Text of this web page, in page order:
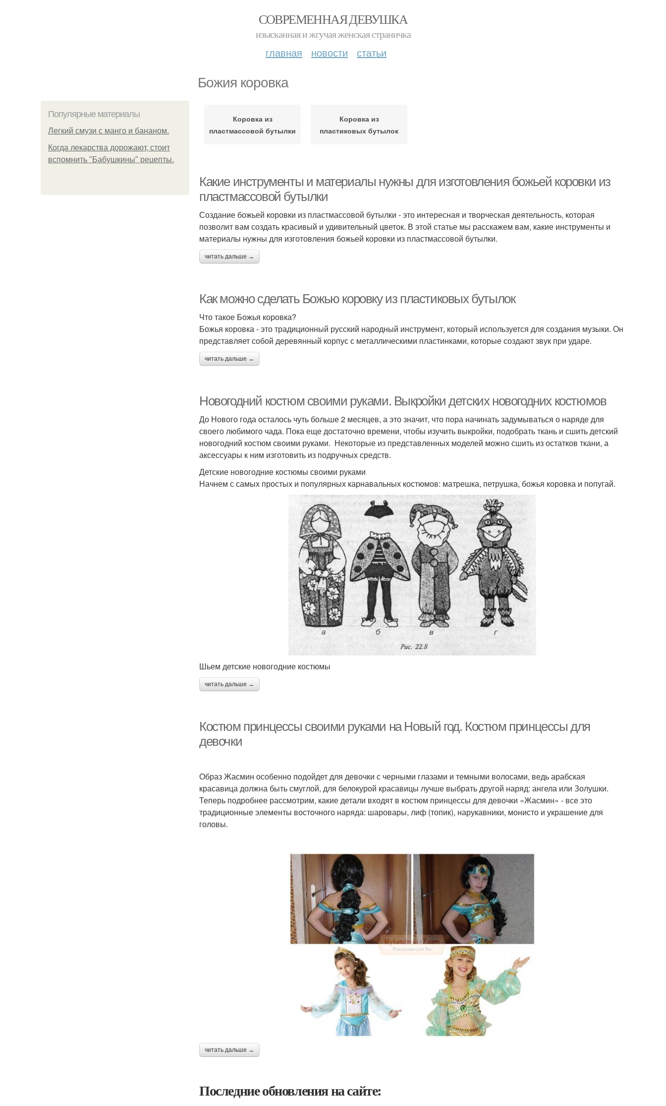
СОВРЕМЕННАЯ ДЕВУШКА
изысканная и жгучая женская страничка
главная новости статьи
Божия коровка
Популярные материалы
Легкий смузи с манго и бананом.
Когда лекарства дорожают, стоит
вспомнить "Бабушкины" рецепты.
Коровка из
пластмассовой бутылки
Коровка из
пластиковых бутылок
Какие инструменты и материалы нужны для изготовления божьей коровки из
пластмассовой бутылки
Создание божьей коровки из пластмассовой бутылки - это интересная и творческая деятельность, которая
позволит вам создать красивый и удивительный цветок. В этой статье мы расскажем вам, какие инструменты и
материалы нужны для изготовления божьей коровки из пластмассовой бутылки.
читать дальше →
Как можно сделать Божью коровку из пластиковых бутылок
Что такое Божья коровка?
Божья коровка - это традиционный русский народный инструмент, который используется для создания музыки. Он
представляет собой деревянный корпус с металлическими пластинками, которые создают звук при ударе.
читать дальше →
Новогодний костюм своими руками. Выкройки детских новогодних костюмов
До Нового года осталось чуть больше 2 месяцев, а это значит, что пора начинать задумываться о наряде для
своего любимого чада. Пока еще достаточно времени, чтобы изучить выкройки, подобрать ткань и сшить детский
новогодний костюм своими руками. Некоторые из представленных моделей можно сшить из остатков ткани, а
аксессуары к ним изготовить из подручных средств.
Детские новогодние костюмы своими руками
Начнем с самых простых и популярных карнавальных костюмов: матрешка, петрушка, божья коровка и попугай.
Шьем детские новогодние костюмы
читать дальше →
Костюм принцессы своими руками на Новый год. Костюм принцессы для
девочки
Образ Жасмин особенно подойдет для девочки с черными глазами и темными волосами, ведь арабская
красавица должна быть смуглой, для белокурой красавицы лучше выбрать другой наряд: ангела или Золушки.
Теперь подробнее рассмотрим, какие детали входят в костюм принцессы для девочки «Жасмин» - все это
традиционные элементы восточного наряда: шаровары, лиф (топик), нарукавники, монисто и украшение для
головы.
читать дальше →
Последние обновления на сайте: